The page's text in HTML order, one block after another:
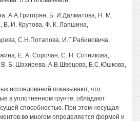
А.А.Григорян, Б. И.Далматова, Н. М.
В. И. Крутова, Ф. К. Лапшина,
С.Н.Потапова, И.Г.Рабиновича,
Е. А. Сорочан, С. Н. Сотникова,
Б. Шахирева, А.В.Швецова, Б.С.Юшкова,
исследований показывают, что
в уплотненном грунте, обладают
способностью. При этом несущая
во многом определяется формой и